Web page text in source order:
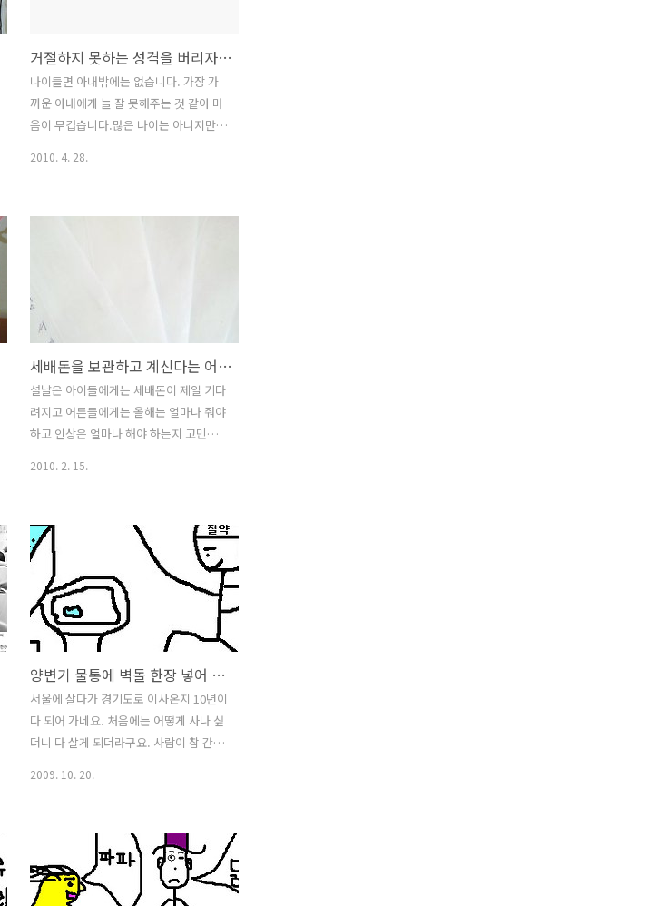
고를 갈까하는 준혁이의 고민에 절치부심
하고 있습니다. 바순을 연주해서 레슨비
와 악기구매도 만만치 않지만 무엇보다
스스로가 바순연주에 대해서 얼마나 간절
하는 마음으로의 도..
거절하지 못하는 성격을 버리자 이젠 당당하게 NO라고 말하자
나이들면 아내밖에는 없습니다. 가장 가
까운 아내에게 늘 잘 못해주는 것 같아 마
음이 무겁습니다.많은 나이는 아니지만
지도 궁금하게 되나 봅니다. Aster
때 더욱 배려하고 챙겨주어야 하는데 실
제로는 그렇지 못합니다. 예전에는 아이
들과 함께 하자고 외식을 미루기도 했지
만 이젠 온전히 아내의 시간에 맞추기로
했습니다. 물론 아이들과도 같이 하긴 하
지만 무게중심을 옮기려고 합니다. For
you / Para vosotras (Sant Jordi) by .
2010. 4. 28.
세배돈을 보관하고 계신다는 어머니의 비밀
설날은 아이들에게는 세배돈이 제일 기다
려지고 어른들에게는 올해는 얼마나 줘야
하고 인상은 얼마나 해야 하는지 고민하
히 주시는 분일겁니다. 아이들은 아이들
이니까요. 가족들마다 자녀수가 한명 또
는 두명에 따라 약간의 희비가 엇갈리기
도 하죠 그래서 한상 손해본다고 하는 집
도 있을 겁니다. 설날 이것 저것 준비하다
보면 몇 십만원은 족히 들기때문에 조금
은 부담스러운 부분도 있을 겁니다.결혼
하지 않았다고 세배를 받지 않으려는 노
총각,노처녀 삼촌,이모,고모 늙는다고 세
배를 받지 않으려는 친척, 은근슬쩍 자리
를 비우는 어른도 있을지 모르겠습니다.
하기는 좀 그럴 수 있..
2010. 2. 15.
양변기 물통에 벽돌 한장 넣어 보세요. 당신도 부자가 될 수 있습니다.
서울에 살다가 경기도로 이사온지 10년이
다 되어 가네요. 처음에는 어떻게 사나 싶
더니 다 살게 되더라구요. 사람이 참 간사
못 차리겠더라구요. 매연등 환경오염 탓
이겠죠. 지구온난화 온난화 말로만 듣다
가 한번씩 서울 중심부로 마실을 갈때면
몸으로 느껴지는 피곤함이라고나 할까?
2009. 10. 20.